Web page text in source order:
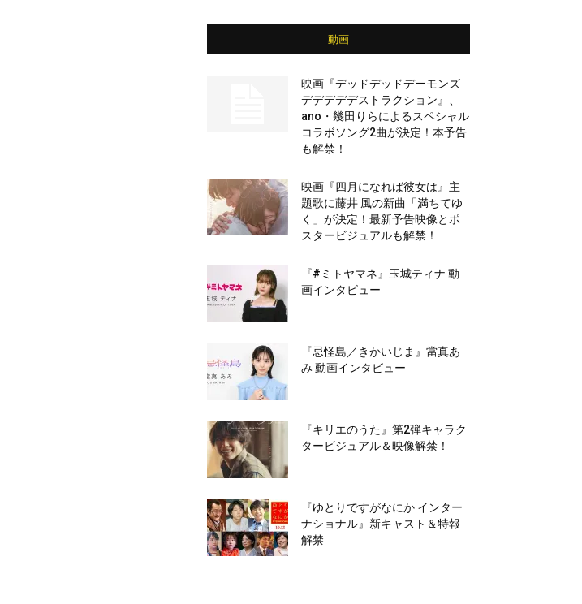
動画
映画『デッドデッドデーモンズ
デデデデデストラクション』、
ano・幾田りらによるスペシャル
コラボソング2曲が決定！本予告
も解禁！
映画『四月になれば彼女は』主
題歌に藤井 風の新曲「満ちてゆ
く」が決定！最新予告映像とポ
スタービジュアルも解禁！
『#ミトヤマネ』玉城ティナ 動
画インタビュー
『忌怪島／きかいじま』當真あ
み 動画インタビュー
『キリエのうた』第2弾キャラク
タービジュアル＆映像解禁！
『ゆとりですがなにか インター
ナショナル』新キャスト＆特報
解禁